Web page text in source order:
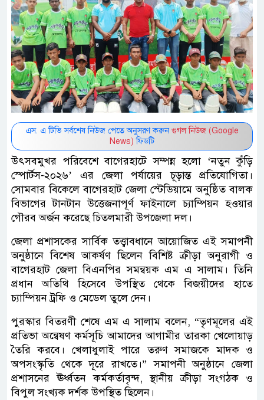
এস. এ টিভি সর্বশেষ নিউজ পেতে অনুসরণ করুন গুগল নিউজ (Google
News) ফিডটি
উৎসবমুখর পরিবেশে বাগেরহাটে সম্পন্ন হলো ‘নতুন কুঁড়ি
স্পোর্টস-২০২৬’ এর জেলা পর্যায়ের চূড়ান্ত প্রতিযোগিতা।
সোমবার বিকেলে বাগেরহাট জেলা স্টেডিয়ামে অনুষ্ঠিত বালক
বিভাগের টানটান উত্তেজনাপূর্ণ ফাইনালে চ্যাম্পিয়ন হওয়ার
গৌরব অর্জন করেছে চিতলমারী উপজেলা দল।
জেলা প্রশাসকের সার্বিক তত্ত্বাবধানে আয়োজিত এই সমাপনী
অনুষ্ঠানে বিশেষ আকর্ষণ ছিলেন বিশিষ্ট ক্রীড়া অনুরাগী ও
বাগেরহাট জেলা বিএনপির সমন্বয়ক এম এ সালাম। তিনি
প্রধান অতিথি হিসেবে উপস্থিত থেকে বিজয়ীদের হাতে
চ্যাম্পিয়ন ট্রফি ও মেডেল তুলে দেন।
পুরস্কার বিতরণী শেষে এম এ সালাম বলেন, “তৃণমূলের এই
প্রতিভা অন্বেষণ কর্মসূচি আমাদের আগামীর তারকা খেলোয়াড়
তৈরি করবে। খেলাধুলাই পারে তরুণ সমাজকে মাদক ও
অপসংস্কৃতি থেকে দূরে রাখতে।” সমাপনী অনুষ্ঠানে জেলা
প্রশাসনের ঊর্ধ্বতন কর্মকর্তাবৃন্দ, স্থানীয় ক্রীড়া সংগঠক ও
বিপুল সংখ্যক দর্শক উপস্থিত ছিলেন।